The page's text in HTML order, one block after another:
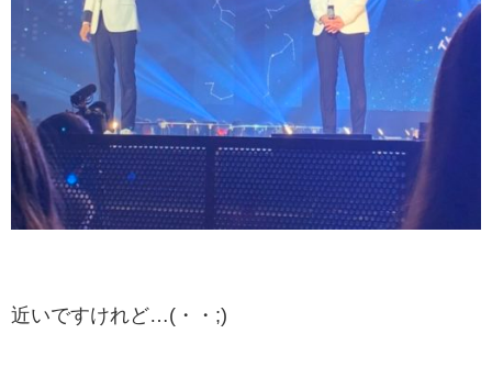
近いですけれど…(・・;)